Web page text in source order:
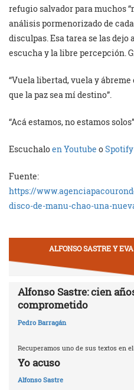
refugio salvador para muchos
análisis pormenorizado de
disculpas. Esa tarea se las
escucha y la libre percepción.
“Vuela libertad, vuela y
que la paz sea mí destino”.
“Acá estamos, no estamos
Escuchaloen Youtube oSpotify
Fuente:
https://
disco-de-manu-chao-una-
ALFONSO SASTRE Y
Alfonso Sastre: cien
comprometido
Pedro Barragán
Recuperamos uno de sus textos en
Yo acuso
Alfonso Sastre